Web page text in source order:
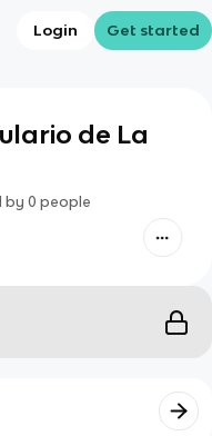
Login Get started
de La
by 0 people